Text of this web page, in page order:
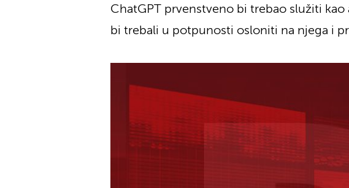
ChatGPT prvenstveno bi trebao služiti
bi trebali u potpunosti osloniti na njega i